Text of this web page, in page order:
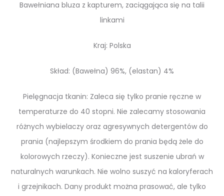
Bawełniana bluza z kapturem, zaciągająca się na talii
linkami
Kraj: Polska
Skład: (Bawełna) 96%, (elastan) 4%
Pielęgnacja tkanin: Zaleca się tylko pranie ręczne w
temperaturze do 40 stopni. Nie zalecamy stosowania
różnych wybielaczy oraz agresywnych detergentów do
prania (najlepszym środkiem do prania będą żele do
kolorowych rzeczy). Konieczne jest suszenie ubrań w
naturalnych warunkach. Nie wolno suszyć na kaloryferach
i grzejnikach. Dany produkt można prasować, ale tylko